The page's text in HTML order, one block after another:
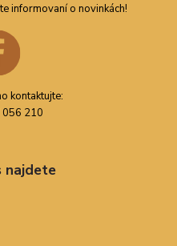
informovaní o novinkách!
kontaktujte:
210
najdete